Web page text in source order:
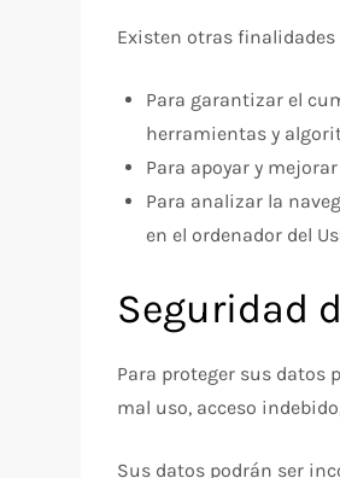
Existen otras
Para garantizar el
herramientas y
Para apoyar y
Para analizar la
en el ordenador del
Seguridad
Para proteger sus datos
mal uso, acceso
Sus datos podrán ser